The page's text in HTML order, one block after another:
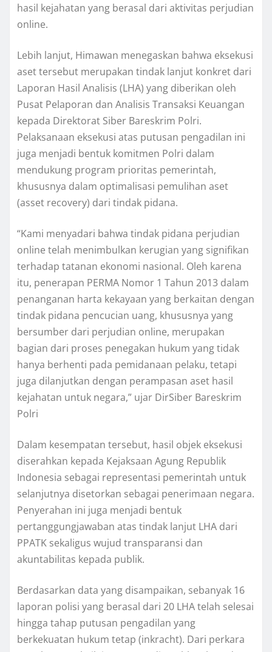
hasil kejahatan yang berasal dari aktivitas perjudian
online.
Lebih lanjut, Himawan menegaskan bahwa eksekusi
aset tersebut merupakan tindak lanjut konkret dari
Laporan Hasil Analisis (LHA) yang diberikan oleh
Pusat Pelaporan dan Analisis Transaksi Keuangan
kepada Direktorat Siber Bareskrim Polri.
Pelaksanaan eksekusi atas putusan pengadilan ini
juga menjadi bentuk komitmen Polri dalam
mendukung program prioritas pemerintah,
khususnya dalam optimalisasi pemulihan aset
(asset recovery) dari tindak pidana.
“Kami menyadari bahwa tindak pidana perjudian
online telah menimbulkan kerugian yang signifikan
terhadap tatanan ekonomi nasional. Oleh karena
itu, penerapan PERMA Nomor 1 Tahun 2013 dalam
penanganan harta kekayaan yang berkaitan dengan
tindak pidana pencucian uang, khususnya yang
bersumber dari perjudian online, merupakan
bagian dari proses penegakan hukum yang tidak
hanya berhenti pada pemidanaan pelaku, tetapi
juga dilanjutkan dengan perampasan aset hasil
kejahatan untuk negara,” ujar DirSiber Bareskrim
Polri
Dalam kesempatan tersebut, hasil objek eksekusi
diserahkan kepada Kejaksaan Agung Republik
Indonesia sebagai representasi pemerintah untuk
selanjutnya disetorkan sebagai penerimaan negara.
Penyerahan ini juga menjadi bentuk
pertanggungjawaban atas tindak lanjut LHA dari
PPATK sekaligus wujud transparansi dan
akuntabilitas kepada publik.
Berdasarkan data yang disampaikan, sebanyak 16
laporan polisi yang berasal dari 20 LHA telah selesai
hingga tahap putusan pengadilan yang
berkekuatan hukum tetap (inkracht). Dari perkara